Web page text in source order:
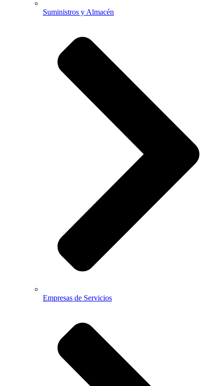
Suministros y Almacén
Empresas de Servicios